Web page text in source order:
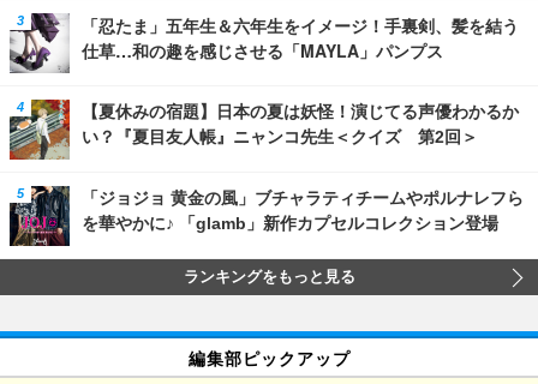
「忍たま」五年生＆六年生をイメージ！手裏剣、髪を結う
仕草…和の趣を感じさせる「MAYLA」パンプス
【夏休みの宿題】日本の夏は妖怪！演じてる声優わかるか
い？『夏目友人帳』ニャンコ先生＜クイズ 第2回＞
「ジョジョ 黄金の風」ブチャラティチームやポルナレフら
を華やかに♪ 「glamb」新作カプセルコレクション登場
ランキングをもっと見る
編集部ピックアップ